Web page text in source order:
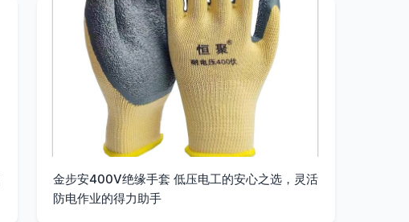
金步安400V绝缘手套 低压电工的安心之选，灵活
防电作业的得力助手